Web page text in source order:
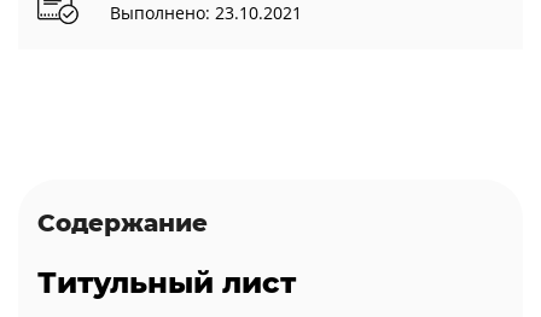
Выполнено: 23.10.2021
Содержание
Титульный лист